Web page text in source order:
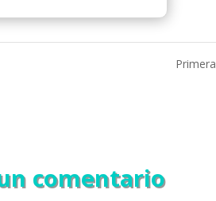
Primera
comentario